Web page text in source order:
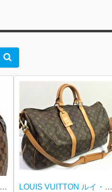
Search
Louis Vuitton ルイ・ヴィトン ダミエ スピーディ25 LOUIS VUITTON ルイ・ヴィトン キーポルバンドリエール モノグラム